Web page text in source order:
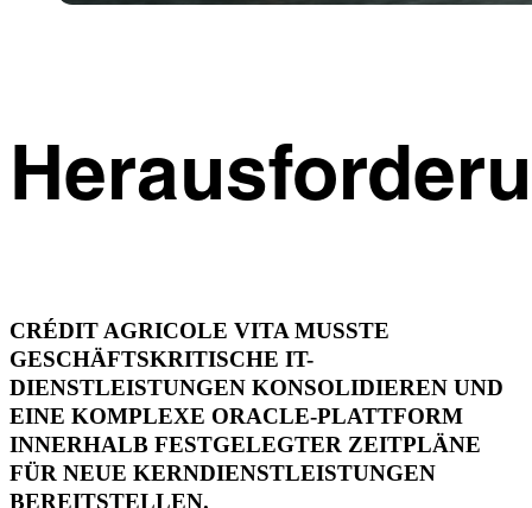
CRÉDIT AGRICOLE VITA MUSSTE
GESCHÄFTSKRITISCHE IT-
DIENSTLEISTUNGEN KONSOLIDIEREN UND
EINE KOMPLEXE ORACLE-PLATTFORM
INNERHALB FESTGELEGTER ZEITPLÄNE
FÜR NEUE KERNDIENSTLEISTUNGEN
BEREITSTELLEN.